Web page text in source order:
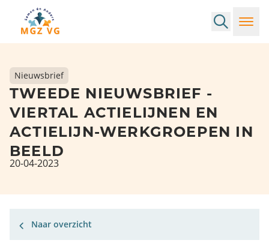
Search
Nieuwsbrief
TWEEDE NIEUWSBRIEF -
VIERTAL ACTIELIJNEN EN
ACTIELIJN-WERKGROEPEN IN
BEELD
20-04-2023
Naar overzicht